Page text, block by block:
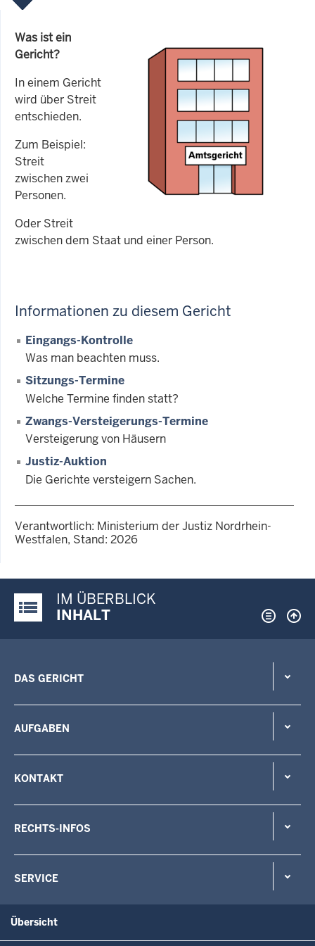
Was ist ein
Gericht?
In einem Gericht
wird über Streit
entschieden.
Zum Beispiel:
Streit
zwischen zwei
Personen.
Oder Streit
zwischen dem Staat und einer Person.
Informationen zu diesem Gericht
Eingangs-Kontrolle
Was man beachten muss.
Sitzungs-Termine
Welche Termine finden statt?
Zwangs-Versteigerungs-Termine
Versteigerung von Häusern
Justiz-Auktion
Die Gerichte versteigern Sachen.
Verantwortlich: Ministerium der Justiz Nordrhein-
Westfalen, Stand: 2026
Justiz-Portal im Überblick:
IM ÜBERBLICK
INHALT
DAS GERICHT
AUFGABEN
KONTAKT
RECHTS-INFOS
SERVICE
Übersicht